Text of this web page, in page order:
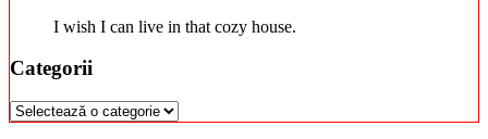
I wish I can live in that cozy house.
Categorii
Categorii